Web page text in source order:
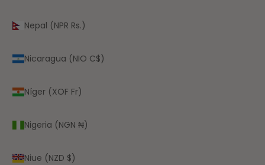
Nepal (NPR Rs.)
Nicaragua (NIO C$)
Níger (XOF Fr)
Nigeria (NGN ₦)
Niue (NZD $)